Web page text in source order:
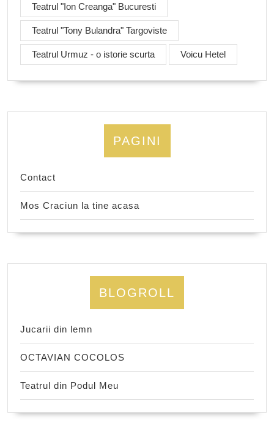
Teatrul "Ion Creanga" Bucuresti
Teatrul "Tony Bulandra" Targoviste
Teatrul Urmuz - o istorie scurta Voicu Hetel
PAGINI
Contact
Mos Craciun la tine acasa
BLOGROLL
Jucarii din lemn
OCTAVIAN COCOLOS
Teatrul din Podul Meu